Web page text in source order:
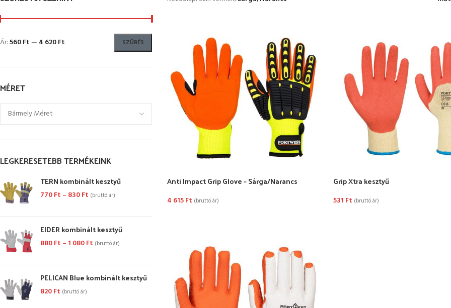
SZŰRÉS
Ár:560 Ft— 4 620 Ft
MÉRET
LEGKERESETEBB TERMÉKEINK
TERN kombinált kesztyű
770Ft – 830Ft (bruttó ár)
EIDER kombinált kesztyű
880Ft – 1 080Ft (bruttó ár)
PELICAN Blue kombinált kesztyű
820Ft (bruttó ár)
Anti Impact Grip Glove – Sárga/Narancs
4 615Ft (bruttó ár)
Grip Xtra kesztyű
531 Ft (bruttó ár)